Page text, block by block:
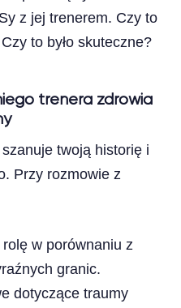
z jej trenerem. Czy to
to było skuteczne?
trenera zdrowia
twoją historię i
Przy rozmowie z
w porównaniu z
granic.
dotyczące traumy